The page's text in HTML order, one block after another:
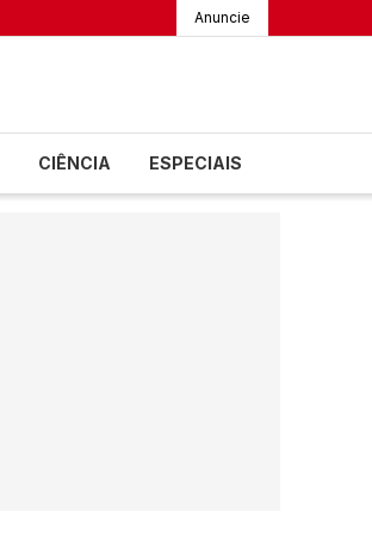
Anuncie
CIÊNCIA ESPECIAIS